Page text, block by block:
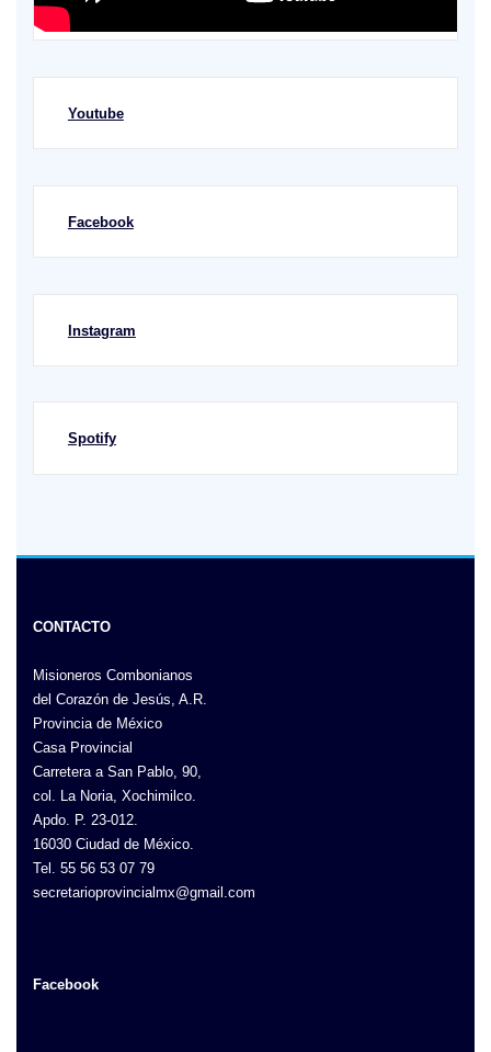
Youtube
Facebook
Instagram
Spotify
CONTACTO
Misioneros Combonianos
del Corazón de Jesús, A.R.
Provincia de México
Casa Provincial
Carretera a San Pablo, 90,
col. La Noria, Xochimilco.
Apdo. P. 23-012.
16030 Ciudad de México.
Tel. 55 56 53 07 79
secretarioprovincialmx@gmail.com
Facebook